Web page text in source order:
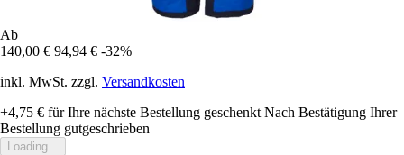
Ab
140,00 € 94,94 € -32%
inkl. MwSt. zzgl. Versandkosten
+4,75 € für Ihre nächste Bestellung geschenkt Nach Bestätigung Ihrer
Bestellung gutgeschrieben
Loading...